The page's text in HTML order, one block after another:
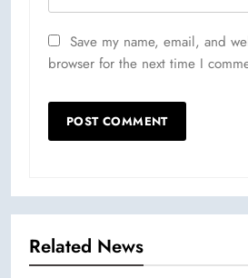
Save my name, email, and
browser for the next time I
Related News